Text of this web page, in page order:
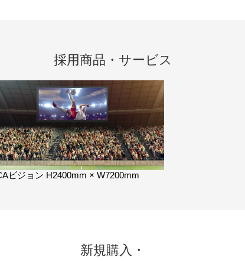
採用商品・サービス
ビジョン H2400mm × W7200mm
新規購入・